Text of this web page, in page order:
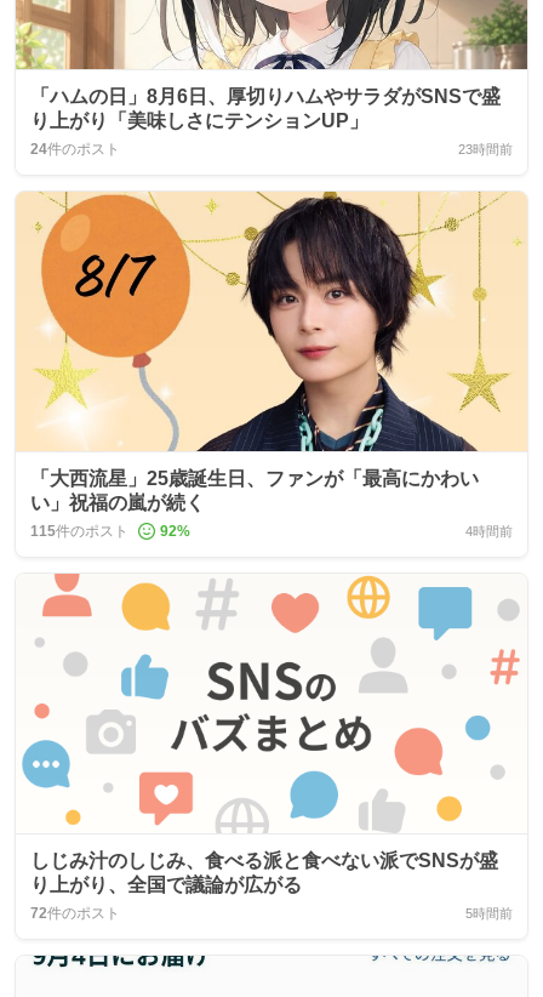
「ハムの日」8月6日、厚切りハムやサラダがSNSで盛
り上がり「美味しさにテンションUP」
24件のポスト 23時間前
「大西流星」25歳誕生日、ファンが「最高にかわい
い」祝福の嵐が続く
115件のポスト 92% 4時間前
しじみ汁のしじみ、食べる派と食べない派でSNSが盛
り上がり、全国で議論が広がる
72件のポスト 5時間前